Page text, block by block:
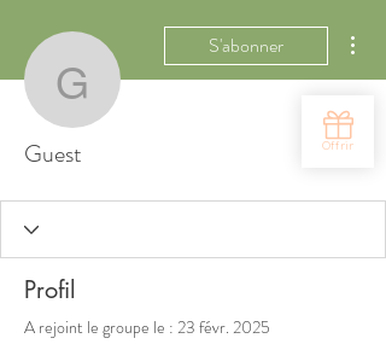
Guest
S'abonner
Guest
Profil
A rejoint le groupe le : 23 févr. 2025